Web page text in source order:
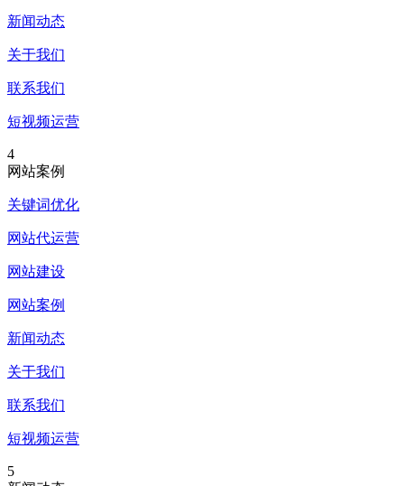
新闻动态
关于我们
联系我们
短视频运营
4
网站案例
关键词优化
网站代运营
网站建设
网站案例
新闻动态
关于我们
联系我们
短视频运营
5